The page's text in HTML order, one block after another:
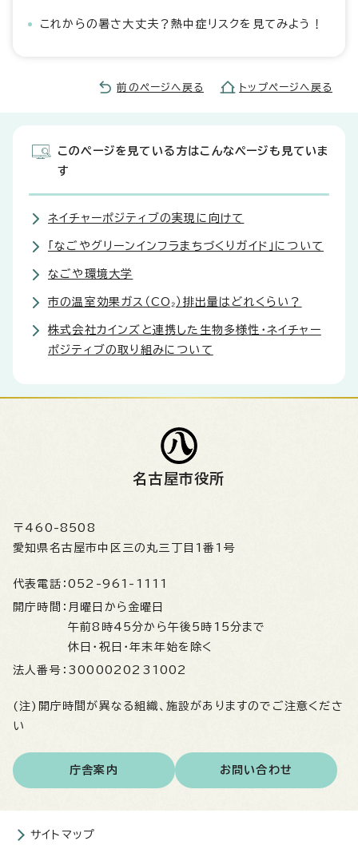
これからの暑さ大丈夫？熱中症リスクを見てみよう！
前のページへ戻る トップページへ戻る
このページを見ている方はこんなページも見ていま
す
ネイチャーポジティブの実現に向けて
「なごやグリーンインフラまちづくりガイド」について
なごや環境大学
市の温室効果ガス（CO₂）排出量はどれくらい？
株式会社カインズと連携した生物多様性・ネイチャー
ポジティブの取り組みについて
名古屋市役所
〒460-8508
愛知県名古屋市中区三の丸三丁目1番1号
代表電話： 052-961-1111
開庁時間： 月曜日から金曜日
午前8時45分から午後5時15分まで
休日・祝日・年末年始を除く
法人番号： 3000020231002
(注)開庁時間が異なる組織、施設がありますのでご注意くださ
い
庁舎案内 お問い合わせ
サイトマップ